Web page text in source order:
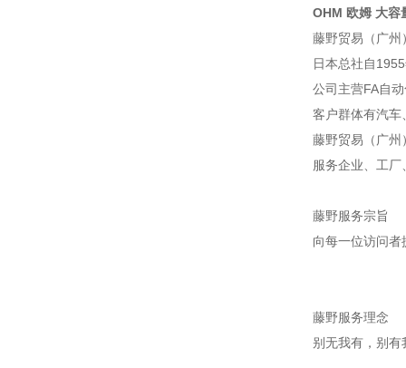
OHM 欧姆 大容
藤野贸易（广州
日本总社自
公司主营FA自
客户群体有汽车
藤野贸易（广州
服务企业、工
藤野服务宗旨
向每一位访问
藤野服务理念
别无我有，别